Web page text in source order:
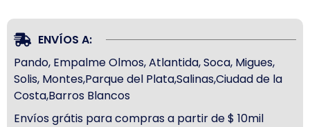
ENVÍOS A:
Pando, Empalme Olmos, Atlantida, Soca, Migues,
Solis, Montes,Parque del Plata,Salinas,Ciudad de la
Costa,Barros Blancos
Envíos grátis para compras a partir de $ 10mil